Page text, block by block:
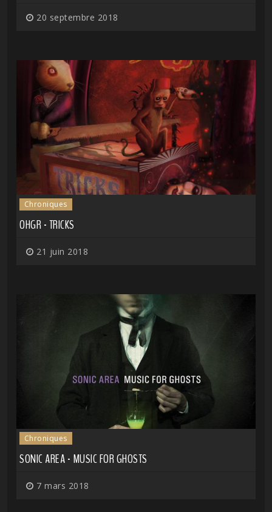
20 septembre 2018
Chroniques
OHGR - TRICKS
21 juin 2018
Chroniques
SONIC AREA - MUSIC FOR GHOSTS
7 mars 2018